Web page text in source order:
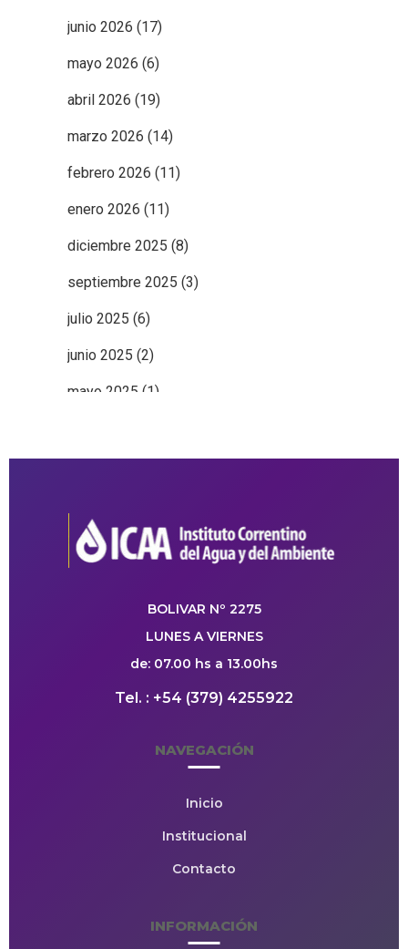
junio 2026 (17)
mayo 2026 (6)
abril 2026 (19)
marzo 2026 (14)
febrero 2026 (11)
enero 2026 (11)
diciembre 2025 (8)
septiembre 2025 (3)
julio 2025 (6)
junio 2025 (2)
mayo 2025 (1)
BOLIVAR Nº 2275
LUNES A VIERNES
de: 07.00 hs a 13.00hs
Tel. : +54 (379) 4255922
NAVEGACIÓN
Inicio
Institucional
Contacto
INFORMACIÓN